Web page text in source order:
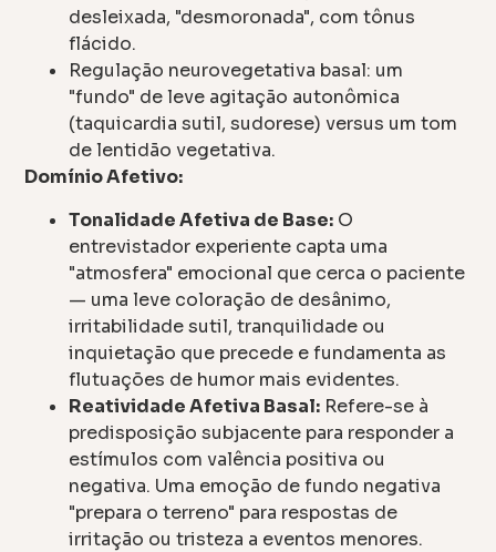
desleixada, "desmoronada", com tônus
flácido.
Regulação neurovegetativa basal: um
"fundo" de leve agitação autonômica
(taquicardia sutil, sudorese) versus um tom
de lentidão vegetativa.
Domínio Afetivo:
Tonalidade Afetiva de Base: O
entrevistador experiente capta uma
"atmosfera" emocional que cerca o paciente
— uma leve coloração de desânimo,
irritabilidade sutil, tranquilidade ou
inquietação que precede e fundamenta as
flutuações de humor mais evidentes.
Reatividade Afetiva Basal: Refere-se à
predisposição subjacente para responder a
estímulos com valência positiva ou
negativa. Uma emoção de fundo negativa
"prepara o terreno" para respostas de
irritação ou tristeza a eventos menores.